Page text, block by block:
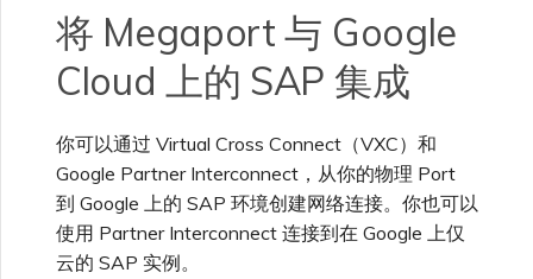
快速开始
设置 Megaport 账户
创建账户
强制多重身份验证
设置单点登录
邀请用户加入账户
Megaport Portal 控制台
了解服务页面
常见多云连接场景
使用 Megaport 解决方案现
作为服务提供商使用
Megaport API 管理连接
MACsec
IPsec
云原生 VPN 加密
高速跨云加密
订购交叉连接
订购本地环路
Port 冗余
链路聚合组（LAG）
将 Port 添加到 LAG
创建私有 VXC
迁移 VXC
设置服务密钥
使用服务密钥创建连接
路由指南
MCR
托管 VIF
托管连接
专用连接
AWS 连接冗余
ExpressRoute Direct
ExpressRoute Metro
Azure 连接冗余
Azure 配对区域 - 高可用设
Google 连接冗余
OVHcloud Connect Direct
开始之前
将 Megaport 连接到
背景信息
什么是 Google Cloud 上
Azure VMware 解决方案
3DS Outscale MCR 连接
阿里云 MCR 连接
AWS Direct Connect
AWS Transit Gateway 跨区
域路由
Azure MCR 连接
Aruba SD-WAN Azure MVE 连接
Google MVE 连接
其他 MVE 连接
Aviatrix
Azure MVE 连接
Google MVE 连接
其他 MVE 连接
Cisco SD-WAN
Azure MVE 连接
Google MVE 连接
其他 MVE 连接
Fortinet FortiGate
Azure MVE 连接
Google MVE 连接
其他 MVE 连接
Azure MVE 连接
Google MVE 连接
其他 MVE 连接
Azure MVE 连接
Google MVE 连接
其他 MVE 连接
Azure MVE 连接
Google MVE 连接
其他 MVE 连接
查看连接设置
MCR 高级 VLAN 与路由功能
MCR 冗余
创建 MCR
创建 MCR VXC
路由通告
路由汇总
配置 BGP 高级设置
MVE 部署场景
MVE 位置
MVE 冗余
vNIC 连接类型
6WIND 授权网络功能
规划部署
创建 MVE
创建 VXC
规划部署
创建 MVE
创建 VXC
连接 MVE
规划部署
创建 MVE
创建 VXC
连接 MVE
规划部署
创建 MVE
创建 VXC
连接 MVE
规划部署
创建 VXC
规划部署
创建 MVE
创建 VXC
连接 MVE
规划部署
创建 MVE
创建 VXC
连接 MVE
规划部署
创建 MVE
创建 VXC
连接 MVE
Prisma SD-WAN
规划部署
创建 MVE
创建 VXC
连接 MVE
规划部署
创建 MVE
创建 VXC
连接 MVE
规划部署
创建 MVE
创建 VXC
连接 MVE
设置 IX
加入 IX
AMS-IX 连接
France-IX 连接
管理 IX
更改合约 IX 的速率
迁移 IX
关闭 IX
终止 IX
IX 工具与功能
MegaIX Looking Glass (路由
诊断)
BGP 社区
创建个人资料
Marketplace 通知
Marketplace 常见问题
监控 MCR
监控服务状态
查看会话事件日志
管理个人资料
更新公司信息
管理最短合约期续订
Port 定价与合约条款
VXC 定价与合约条款
Megaport Internet 定价与合
约条款
IX 定价与合约条款
开通计费市场
分配财务角色
更新账单信息
信用卡付款
创建 API 密钥
管理用户
创建 Port
创建服务密钥
快速开始
创建 Megaport Terraform
使用 Megaport Terraform
Provider 创建和管理服务
订购时的错误
容量错误
Port 与 VXC
Port 延迟
Port 或 VXC 丢包
吞吐量与性能
VXC 连接性
MCR
MCR 路由
MCR BGP 会话中断
其他 MCR 问题
MVE 互联网连接
SD-WAN 管理连接
IX BGP 路由
IX BGP 会话中断
ExpressRoute 线路容量不足
联系支持
支持请求门户
了解支持请求
升级支持案例
将 Megaport 与 Google
Cloud 上的 SAP 集成
你可以通过 Virtual Cross Connect（VXC）和
Google Partner Interconnect，从你的物理 Port
到 Google 上的 SAP 环境创建网络连接。你也可以
使用 Partner Interconnect 连接到在 Google 上仅
云的 SAP 实例。